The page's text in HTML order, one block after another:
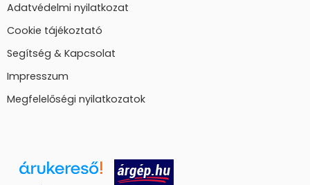
Adatvédelmi nyilatkozat
Cookie tájékoztató
Segítség & Kapcsolat
Impresszum
Megfelelőségi nyilatkozatok